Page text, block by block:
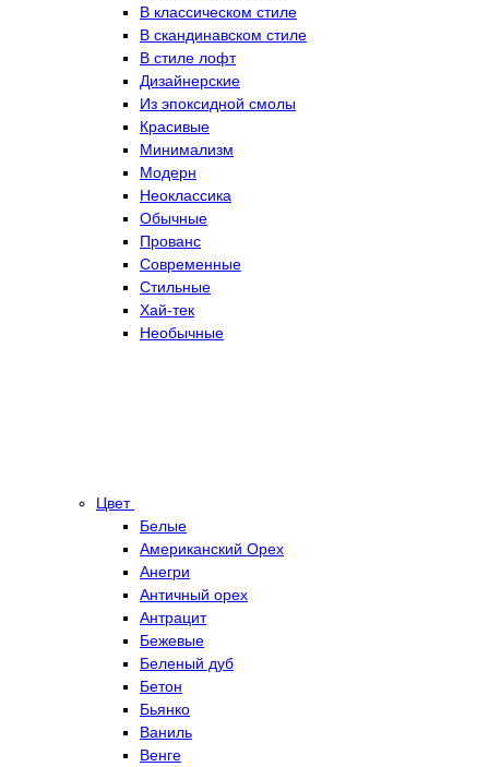
В классическом стиле
В скандинавском стиле
В стиле лофт
Дизайнерские
Из эпоксидной смолы
Красивые
Минимализм
Модерн
Неоклассика
Обычные
Прованс
Современные
Стильные
Хай-тек
Необычные
Цвет
Белые
Американский Орех
Анегри
Античный орех
Антрацит
Бежевые
Беленый дуб
Бетон
Бьянко
Ваниль
Венге